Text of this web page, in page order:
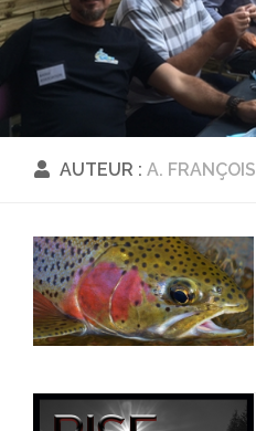
AUTEUR : A. FRANÇOIS